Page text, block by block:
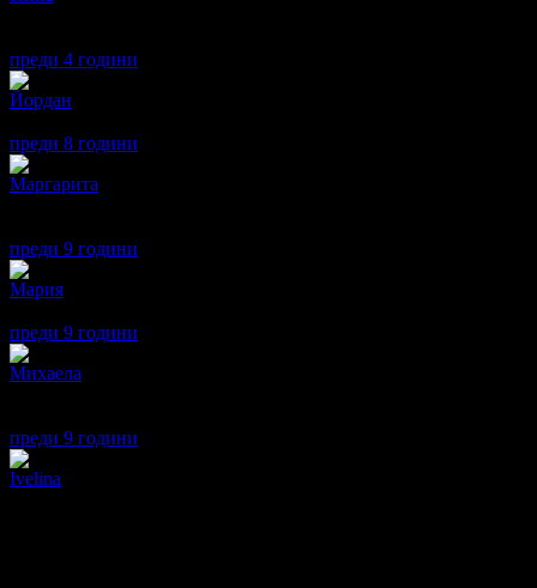
преди 4 години
Йордан
преди 8 години
Маргарита
преди 9 години
Мария
преди 9 години
Михаела
преди 9 години
Ivelina